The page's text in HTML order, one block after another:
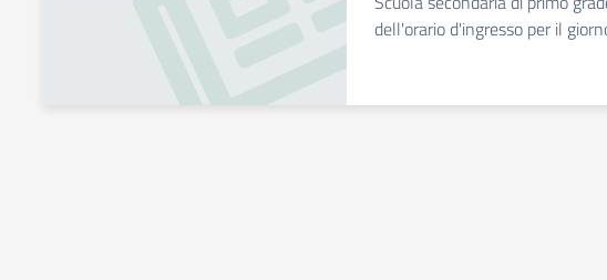
dell'orario d'ingresso per il